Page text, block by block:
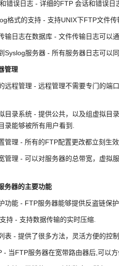
错误日志 - 详细的FTP 会话和错误日
格式的支持 - 支持UNIX下FTP文件
输日志在数据库 - 文件传输日志可以
Syslog服务器 - 所有服务器日志可以
管理
远程管理 - 远程管理不需要专门的端
目录系统 - 提供公共，以及组虚拟目
录能够被所有用户看到.
管理 - 所有的FTP配置更改都立刻生
管理 - 可以对服务器的总带宽，虚拟
务器的主要功能
功能 - FTP服务器能够提供反盗链保护
持 - 支持数据传输的实时压缩.
表 - 提供了很多方法，灵活方便的控
- 当FTP服务器在宽带路由器后,可以